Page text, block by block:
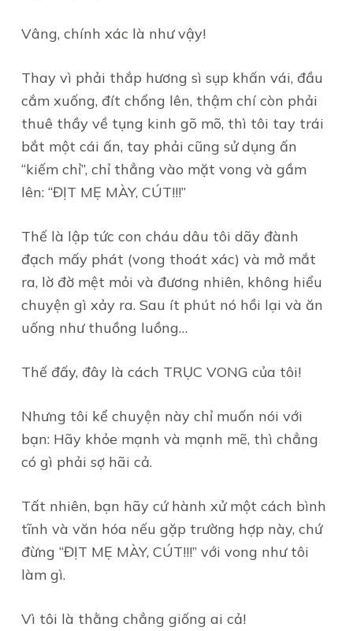
Vâng, chính xác là như vậy!
Thay vì phải thắp hương sì sụp khấn vái, đầu
cắm xuống, đít chổng lên, thậm chí còn phải
thuê thầy về tụng kinh gõ mõ, thì tôi tay trái
bắt một cái ấn, tay phải cũng sử dụng ấn
“kiếm chỉ”, chỉ thẳng vào mặt vong và gầm
lên: “ĐỊT MẸ MÀY, CÚT!!!”
Thế là lập tức con cháu dâu tôi dãy đành
đạch mấy phát (vong thoát xác) và mở mắt
ra, lờ đờ mệt mỏi và đương nhiên, không hiểu
chuyện gì xảy ra. Sau ít phút nó hồi lại và ăn
uống như thuồng luồng…
Thế đấy, đây là cách TRỤC VONG của tôi!
Nhưng tôi kể chuyện này chỉ muốn nói với
bạn: Hãy khỏe mạnh và mạnh mẽ, thì chẳng
có gì phải sợ hãi cả.
Tất nhiên, bạn hãy cứ hành xử một cách bình
tĩnh và văn hóa nếu gặp trường hợp này, chứ
đừng “ĐỊT MẸ MÀY, CÚT!!!” với vong như tôi
làm gì.
Vì tôi là thằng chẳng giống ai cả!